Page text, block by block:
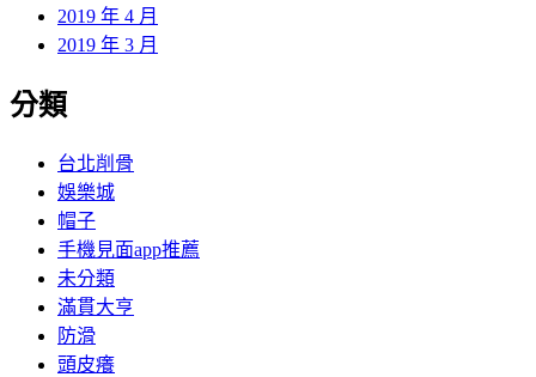
2019 年 4 月
2019 年 3 月
分類
台北削骨
娛樂城
帽子
手機見面app推薦
未分類
滿貫大亨
防滑
頭皮癢